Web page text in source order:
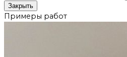
Закрыть
Примеры работ